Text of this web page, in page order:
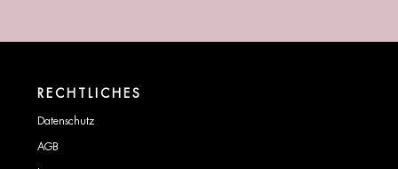
RECHTLICHES
Datenschutz
AGB